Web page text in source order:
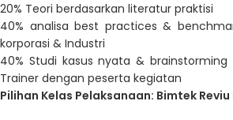
20% Teori berdasarkan literatur praktisi
40% analisa best practices &
korporasi & Industri
40% Studi kasus nyata &
Trainer dengan peserta kegiatan
Pilihan Kelas Pelaksanaan: Bimtek Reviu